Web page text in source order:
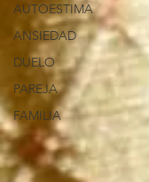
AUTOESTIMA
ANSIEDAD
DUELO
PAREJA
FAMILIA